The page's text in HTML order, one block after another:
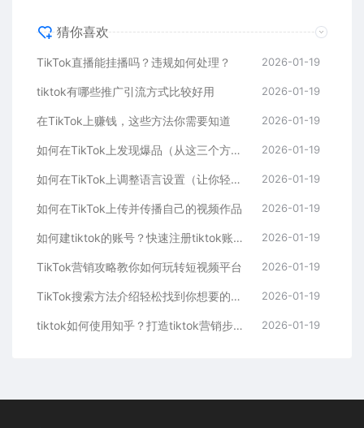
猜你喜欢
TikTok直播能挂播吗？违规如何处理？ 2026-01-19
tiktok有哪些推广引流方式比较好用 2026-01-19
在TikTok上赚钱，这些方法你需要知道 2026-01-19
如何在TikTok上发现爆品（从这三个方面入手，轻松掌握） 2026-01-19
如何在TikTok上调整语言设置（让你轻松看懂全球内容） 2026-01-19
如何在TikTok上传并传播自己的视频作品 2026-01-19
如何建tiktok的账号？快速注册tiktok账号的步骤 2026-01-19
TikTok营销攻略教你如何玩转短视频平台 2026-01-19
TikTok搜索方法介绍轻松找到你想要的内容 2026-01-19
tiktok如何使用知乎？打造tiktok营销步骤的方法 2026-01-19